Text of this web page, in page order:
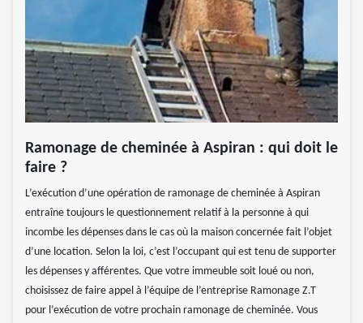
Ramonage de cheminée à Aspiran : qui doit le
faire ?
L’exécution d’une opération de ramonage de cheminée à Aspiran
entraîne toujours le questionnement relatif à la personne à qui
incombe les dépenses dans le cas où la maison concernée fait l’objet
d’une location. Selon la loi, c’est l’occupant qui est tenu de supporter
les dépenses y afférentes. Que votre immeuble soit loué ou non,
choisissez de faire appel à l’équipe de l’entreprise Ramonage Z.T
pour l’exécution de votre prochain ramonage de cheminée. Vous